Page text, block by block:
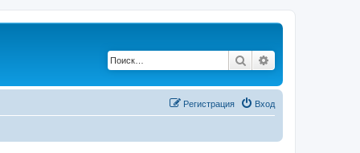
Поиск
Вход
Регистрация